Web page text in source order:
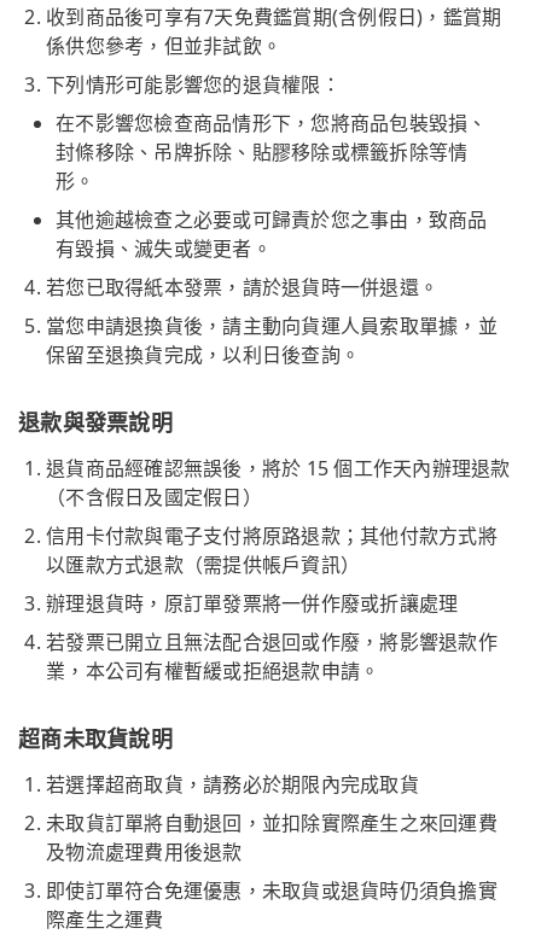
收到商品後可享有7天免費鑑賞期(含例假日)，鑑賞期
係供您參考，但並非試飲。
下列情形可能影響您的退貨權限：
在不影響您檢查商品情形下，您將商品包裝毀損、
封條移除、吊牌拆除、貼膠移除或標籤拆除等情
形。
其他逾越檢查之必要或可歸責於您之事由，致商品
有毀損、滅失或變更者。
若您已取得紙本發票，請於退貨時一併退還。
當您申請退換貨後，請主動向貨運人員索取單據，並
保留至退換貨完成，以利日後查詢。
退款與發票說明
退貨商品經確認無誤後，將於 15 個工作天內辦理退款
（不含假日及國定假日）
信用卡付款與電子支付將原路退款；其他付款方式將
以匯款方式退款（需提供帳戶資訊）
辦理退貨時，原訂單發票將一併作廢或折讓處理
若發票已開立且無法配合退回或作廢，將影響退款作
業，本公司有權暫緩或拒絕退款申請。
超商未取貨說明
若選擇超商取貨，請務必於期限內完成取貨
未取貨訂單將自動退回，並扣除實際產生之來回運費
及物流處理費用後退款
即使訂單符合免運優惠，未取貨或退貨時仍須負擔實
際產生之運費